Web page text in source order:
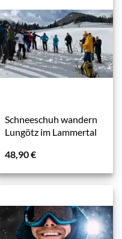
Schneeschuh wandern
Lungötz im Lammertal
48,90€